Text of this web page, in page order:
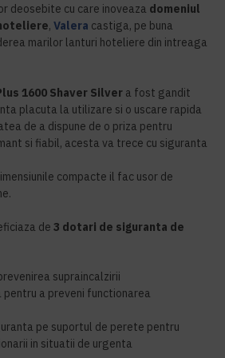
deosebite cu care inoveaza domeniul
, Valera castiga, pe buna
marilor lanturi hoteliere din intreaga
1600 Shaver Silver a fost gandit
placuta la utilizare si o uscare rapida
de a dispune de o priza pentru
si fiabil, acesta va trece cu siguranta
compacte il fac usor de
de 3 dotari de siguranta de
supraincalzirii
a preveni functionarea
pe suportul de perete pentru
in situatii de urgenta